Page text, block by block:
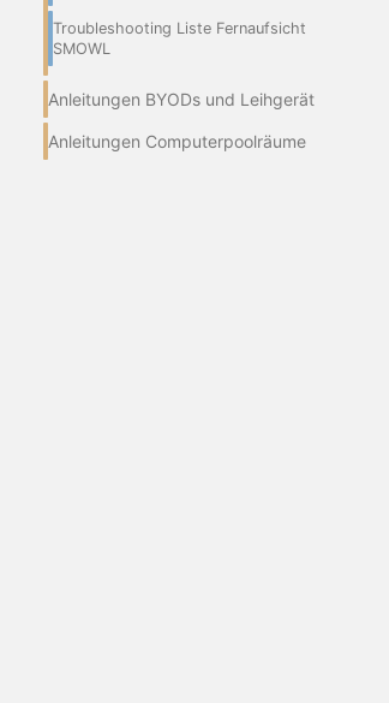
Troubleshooting Liste Fernaufsicht
SMOWL
Anleitungen BYODs und Leihgerät
Anleitungen Computerpoolräume